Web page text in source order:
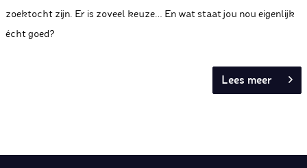
zoektocht zijn. Er is zoveel keuze… En wat staat jou nou eigenlijk
écht goed?
Lees meer